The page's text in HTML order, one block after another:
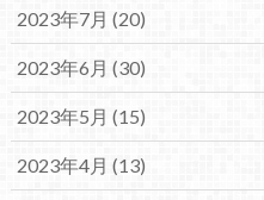
2023年7月 (20)
2023年6月 (30)
2023年5月 (15)
2023年4月 (13)